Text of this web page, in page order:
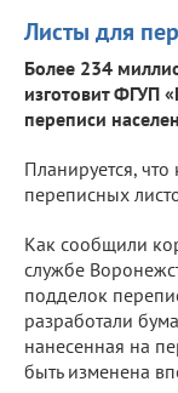
Листы для
Более 234
изготовит ФГУП
переписи
Планируется, что
переписных
Как сообщили
службе
подделок
разработали
нанесенная на
быть изменена